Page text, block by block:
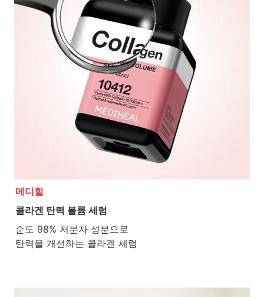
메디힐
콜라겐 탄력 볼륨 세럼
순도 98% 저분자 성분으로
탄력을 개선하는 콜라겐 세럼